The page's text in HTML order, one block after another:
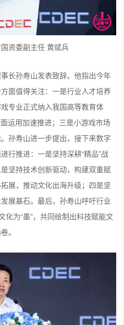
国资委副主任 黄斌兵
长孙寿山发表致辞。他指出今年
专业正式纳入我国高等教育体
运用加速推进；三是小游戏市场
孙寿山进一步提出，接下来数字
行推进：一是坚持深耕“精品”战
坚持技术创新驱动，构建双重赋
展，推动文化出海升级；四是坚
展基石。最后，孙寿山呼吁行业
化为“墨”，共同绘制出科技赋能文
。